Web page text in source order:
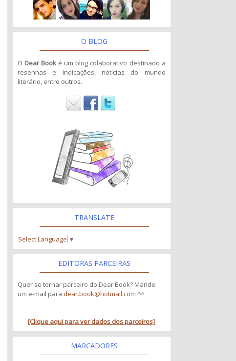
O BLOG
O Dear Book é um blog colaborativo destinado a
resenhas e indicações, noticias do mundo
literário, entre outros.
TRANSLATE
Select Language ▼
EDITORAS PARCEIRAS
Quer se tornar parceiro do Dear Book? Mande
um e-mail para dear.book@hotmail.com ^^
[Clique aqui para ver dados dos parceiros]
MARCADORES